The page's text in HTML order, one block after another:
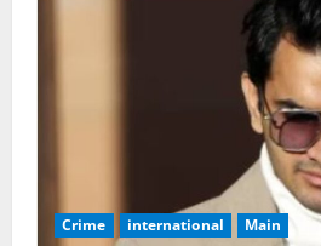
Crime international Main